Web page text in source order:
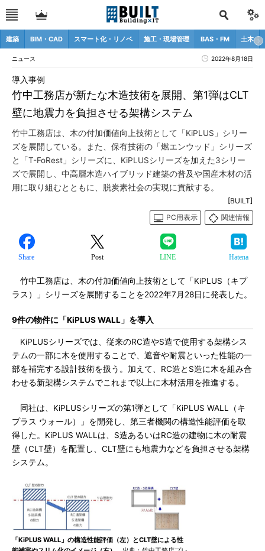
建築 BIM・CAD スマート化・リノベ 施工・現場管理 BAS・FM 土木
ニュース 2022年8月18日
竹中工務店が新たな木造技術を展開、第1弾はCLT
壁に地震力を負担させる架構システム
導入事例
竹中工務店は、木の付加価値向上技術として「KiPLUS」シリー
ズを展開している。また、保有技術の「燃エンウッド」シリーズ
と「T-FoRest」シリーズに、KiPLUSシリーズを加えた3シリー
ズで展開し、中高層木造ハイブリッド建築の普及や国産木材の活
用に取り組むとともに、脱炭素社会の実現に貢献する。
[BUILT]
PC用表示
関連情報
Share Post LINE Hatena
竹中工務店は、木の付加価値向上技術として「KiPLUS（キプ
ラス）」シリーズを展開することを2022年7月28日に発表した。
9件の物件に「KiPLUS WALL」を導入
KiPLUSシリーズでは、従来のRC造やS造で使用する架構シス
テムの一部に木を使用することで、遮音や耐震といった性能の一
部を補完する設計技術を扱う。加えて、RC造とS造に木を組み合
わせる新架構システムでこれまで以上に木材活用を推進する。
同社は、KiPLUSシリーズの第1弾として「KiPLUS WALL（キ
プラス ウォール）」を開発し、第三者機関の構造性能評価を取
得した。KiPLUS WALLは、S造あるいはRC造の建物に木の耐震
壁（CLT壁）を配置し、CLT壁にも地震力などを負担させる架構
システム。
「KiPLUS WALL」の構造性能評価（左）とCLT壁による性